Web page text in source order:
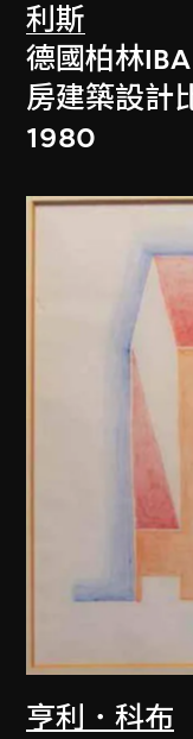
利斯
德國柏林
房建築設計
1980
亨利．科布